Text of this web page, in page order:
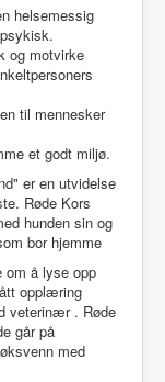
helsemessig
og motvirke
til mennesker
et godt miljø.
er en utvidelse
Røde Kors
hunden sin og
bor hjemme
om å lyse opp
opplæring
veterinær . Røde
går på
med